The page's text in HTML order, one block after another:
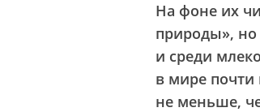
На фоне их
природы»,
и среди
в мире почти
не меньше,